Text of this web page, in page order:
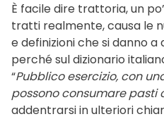
È facile dire trattoria, un
tratti realmente, causa le
e definizioni che si danno
perché sul dizionario
“Pubblico esercizio, con
possono consumare pasti
addentrarsi in ulteriori